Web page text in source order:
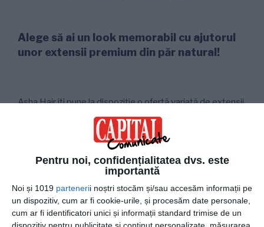
Pentru noi, confidențialitatea dvs. este
importantă
Noi și 1019 partenerii noștri stocăm și/sau accesăm informații pe
un dispozitiv, cum ar fi cookie-urile, și procesăm date personale,
cum ar fi identificatori unici și informații standard trimise de un
dispozitiv pentru publicitate și conținut personalizate, măsurarea
Alege să ai un look memorabil cu ajutorul
unor extensii premium din păr natural!
Asha Hair îți pune la dispoziție o ofertă variată de extensii
din păr natural de calitate premium. Poți alege modele de
nuanțe și lungimi diferite. Intră pe
https://ashahair.ro/
și vizualizează oferta de produse. Pe lângă avantajele
oferite de aceste extensii beneficiezi și de alte servicii
Consultanță pentru a alege cel mai potrivit model pentru
tine